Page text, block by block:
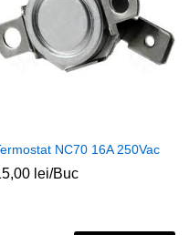
NC70 16A 250Vac
lei/Buc